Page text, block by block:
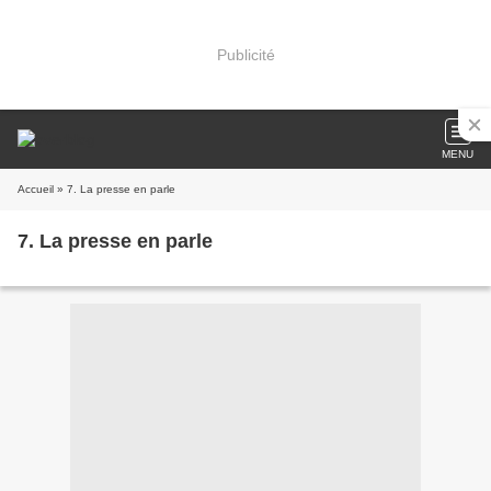
Publicité
MENU
Accueil » 7. La presse en parle
7. La presse en parle